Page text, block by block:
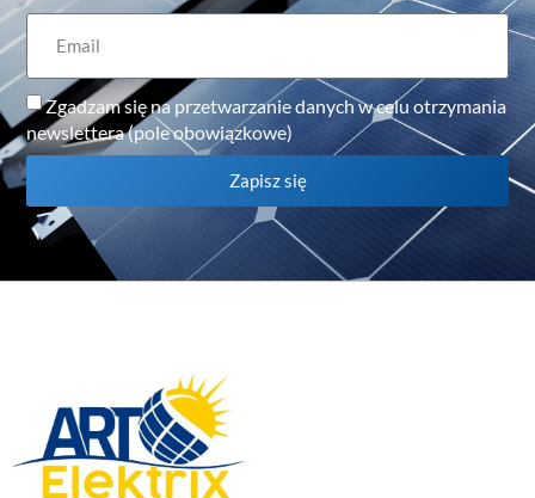
Zgadzam się na przetwarzanie danych w celu otrzymania
newslettera (pole obowiązkowe)
Zapisz się